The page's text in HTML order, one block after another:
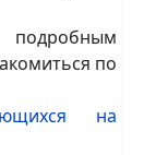
по
на